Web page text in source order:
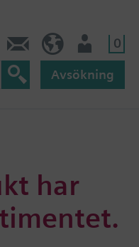
0
Avsökning
har